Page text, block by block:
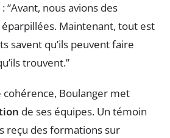
“Avant, nous avions des
Maintenant, tout est
savent qu’ils peuvent faire
trouvent.”
Boulanger met
de ses équipes. Un témoin
reçu des formations sur